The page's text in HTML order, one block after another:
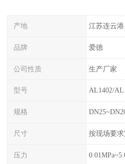
产地 江苏连云港
品牌 爱德
公司性质 生产厂家
型号 AL1402/
规格
尺寸 按现场要求
压力